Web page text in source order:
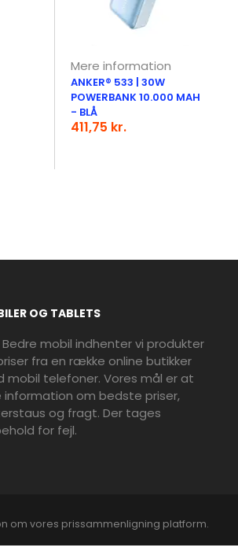
Mere information
ANKER® 533 | 30W
POWERBANK 10.000 MAH
- BLÅ
411,75 kr.
OG TABLETS
Bedre mobil indhenter vi produkter
fra en række online butikker
mobil telefoner. Vores mål er at
information om bedste priser,
og fragt. Der tages
for fejl.
om vores prissammenligning platform.